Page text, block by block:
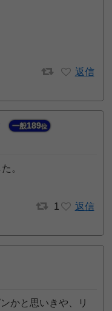
返信
一般189位
。
1 返信
かと思いきや、リ